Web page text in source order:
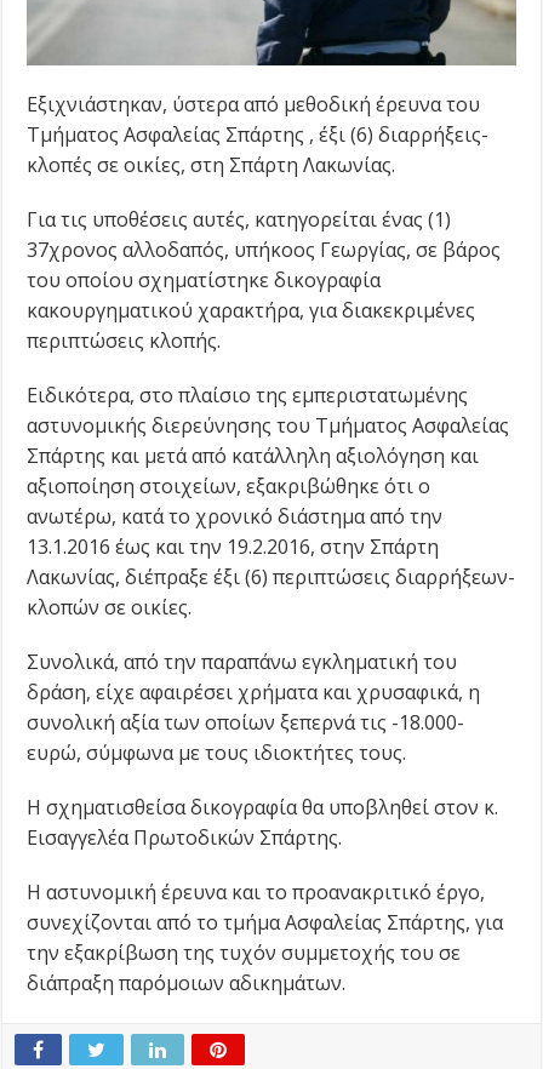
Εξιχνιάστηκαν, ύστερα από μεθοδική έρευνα του
Τμήματος Ασφαλείας Σπάρτης , έξι (6) διαρρήξεις-
κλοπές σε οικίες, στη Σπάρτη Λακωνίας.
Για τις υποθέσεις αυτές, κατηγορείται ένας (1)
37χρονος αλλοδαπός, υπήκοος Γεωργίας, σε βάρος
του οποίου σχηματίστηκε δικογραφία
κακουργηματικού χαρακτήρα, για διακεκριμένες
περιπτώσεις κλοπής.
Ειδικότερα, στο πλαίσιο της εμπεριστατωμένης
αστυνομικής διερεύνησης του Τμήματος Ασφαλείας
Σπάρτης και μετά από κατάλληλη αξιολόγηση και
αξιοποίηση στοιχείων, εξακριβώθηκε ότι ο
ανωτέρω, κατά το χρονικό διάστημα από την
13.1.2016 έως και την 19.2.2016, στην Σπάρτη
Λακωνίας, διέπραξε έξι (6) περιπτώσεις διαρρήξεων-
κλοπών σε οικίες.
Συνολικά, από την παραπάνω εγκληματική του
δράση, είχε αφαιρέσει χρήματα και χρυσαφικά, η
συνολική αξία των οποίων ξεπερνά τις -18.000-
ευρώ, σύμφωνα με τους ιδιοκτήτες τους.
Η σχηματισθείσα δικογραφία θα υποβληθεί στον κ.
Εισαγγελέα Πρωτοδικών Σπάρτης.
Η αστυνομική έρευνα και το προανακριτικό έργο,
συνεχίζονται από το τμήμα Ασφαλείας Σπάρτης, για
την εξακρίβωση της τυχόν συμμετοχής του σε
διάπραξη παρόμοιων αδικημάτων.